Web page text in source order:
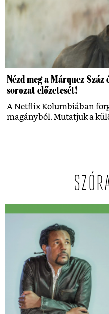
Nézd meg a Márquez
sorozat előzetesét!
A Netflix Kolumbiában
magányból. Mutatjuk a